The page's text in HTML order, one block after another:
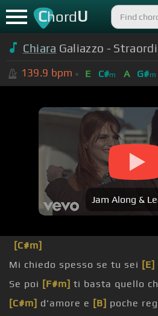
ChordU
Chiara Galiazzo -
139.9 bpm E C#m A G#m
Jam Along &
[C#m]
Mi chiedo spesso se tu sei [E]
Se poi [F#m] ti basta quello
[C#m] d'amore e [B] poche